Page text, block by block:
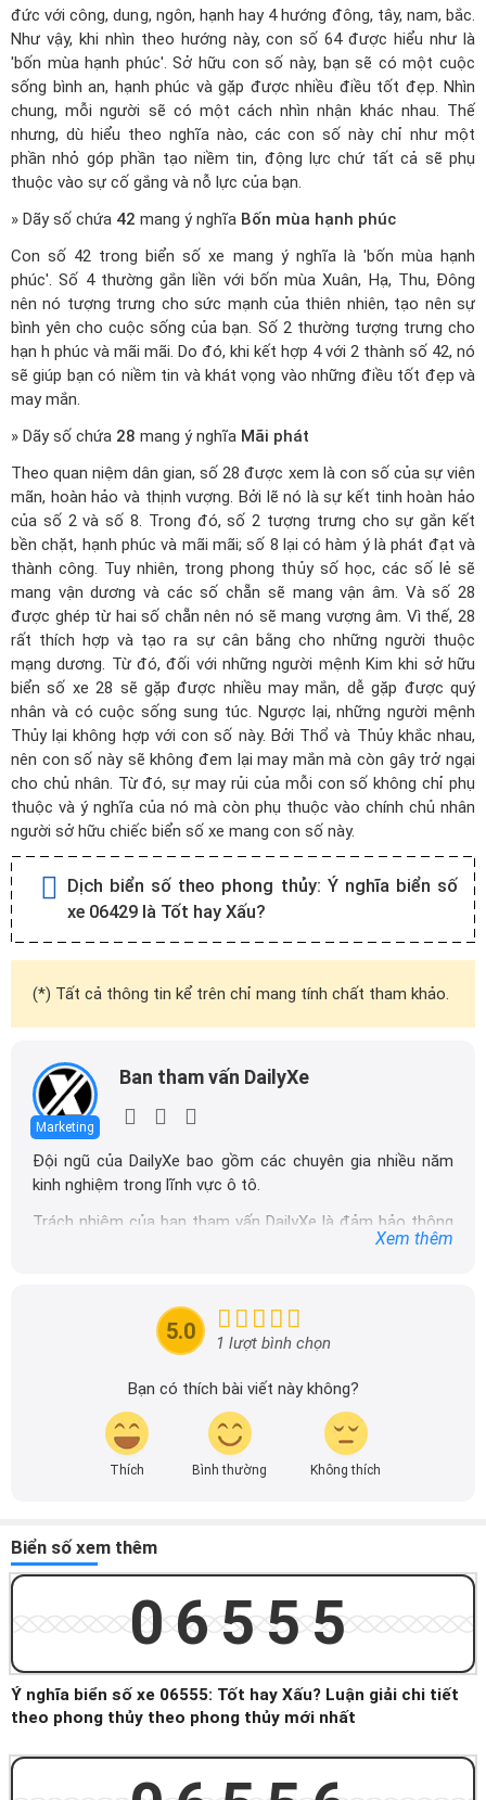
đức với công, dung, ngôn, hạnh hay 4 hướng đông, tây, nam, bắc.
Như vậy, khi nhìn theo hướng này, con số 64 được hiểu như là
'bốn mùa hạnh phúc'. Sở hữu con số này, bạn sẽ có một cuộc
sống bình an, hạnh phúc và gặp được nhiều điều tốt đẹp. Nhìn
chung, mỗi người sẽ có một cách nhìn nhận khác nhau. Thế
nhưng, dù hiểu theo nghĩa nào, các con số này chỉ như một
phần nhỏ góp phần tạo niềm tin, động lực chứ tất cả sẽ phụ
thuộc vào sự cố gắng và nỗ lực của bạn.
» Dãy số chứa 42 mang ý nghĩa Bốn mùa hạnh phúc
Con số 42 trong biển số xe mang ý nghĩa là 'bốn mùa hạnh
phúc'. Số 4 thường gắn liền với bốn mùa Xuân, Hạ, Thu, Đông
nên nó tượng trưng cho sức mạnh của thiên nhiên, tạo nên sự
bình yên cho cuộc sống của bạn. Số 2 thường tượng trưng cho
hạn h phúc và mãi mãi. Do đó, khi kết hợp 4 với 2 thành số 42, nó
sẽ giúp bạn có niềm tin và khát vọng vào những điều tốt đẹp và
may mắn.
» Dãy số chứa 28 mang ý nghĩa Mãi phát
Theo quan niệm dân gian, số 28 được xem là con số của sự viên
mãn, hoàn hảo và thịnh vượng. Bởi lẽ nó là sự kết tinh hoàn hảo
của số 2 và số 8. Trong đó, số 2 tượng trưng cho sự gắn kết
bền chặt, hạnh phúc và mãi mãi; số 8 lại có hàm ý là phát đạt và
thành công. Tuy nhiên, trong phong thủy số học, các số lẻ sẽ
mang vận dương và các số chẵn sẽ mang vận âm. Và số 28
được ghép từ hai số chẵn nên nó sẽ mang vượng âm. Vì thế, 28
rất thích hợp và tạo ra sự cân bằng cho những người thuộc
mạng dương. Từ đó, đối với những người mệnh Kim khi sở hữu
biển số xe 28 sẽ gặp được nhiều may mắn, dễ gặp được quý
nhân và có cuộc sống sung túc. Ngược lại, những người mệnh
Thủy lại không hợp với con số này. Bởi Thổ và Thủy khắc nhau,
nên con số này sẽ không đem lại may mắn mà còn gây trở ngại
cho chủ nhân. Từ đó, sự may rủi của mỗi con số không chỉ phụ
thuộc và ý nghĩa của nó mà còn phụ thuộc vào chính chủ nhân
người sở hữu chiếc biển số xe mang con số này.
Dịch biển số theo phong thủy: Ý nghĩa biển số
xe 06429 là Tốt hay Xấu?
(*) Tất cả thông tin kể trên chỉ mang tính chất tham khảo.
Marketing
Ban tham vấn DailyXe
Đội ngũ của DailyXe bao gồm các chuyên gia nhiều năm
kinh nghiệm trong lĩnh vực ô tô.
Trách nhiệm của ban tham vấn DailyXe là đảm bảo thông
tin chính xác được đăng tải trên dailyxe.com.vn, thường
tin nhanh chóng và dễ dàng hơn.
Xem thêm
5.0 1 lượt bình chọn
Bạn có thích bài viết này không?
Thích Bình thường Không thích
Biển số xem thêm
06555
Ý nghĩa biển số xe 06555: Tốt hay Xấu? Luận giải chi tiết
theo phong thủy theo phong thủy mới nhất